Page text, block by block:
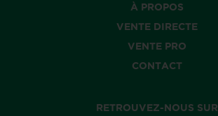
À PROPOS
VENTE DIRECTE
VENTE PRO
CONTACT
RETROUVEZ-NOUS SUR